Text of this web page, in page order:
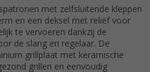
met zelfsluitende kleppen
en een deksel met reliëf voor
te vervoeren dankzij de
de slang en regelaar. De
grillplaat met keramische
grillen en eenvoudig